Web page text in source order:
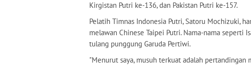
Kirgistan Putri ke-136, dan Pakistan Putri ke-157.
Pelatih Timnas Indonesia Putri, Satoru Mochizuki,
melawan Chinese Taipei Putri. Nama-nama seperti
tulang punggung Garuda Pertiwi.
"Menurut saya, musuh terkuat adalah pertandingan